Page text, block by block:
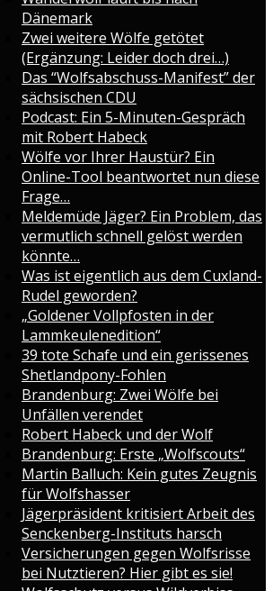
Dänemark
Zwei weitere Wölfe getötet
(Ergänzung: Leider doch drei…)
Das “Wolfsabschuss-Manifest” der
sächsischen CDU
Podcast: Ein 5-Minuten-Gespräch
mit Robert Habeck
Wölfe vor Ihrer Haustür? Ein
Online-Tool beantwortet nun diese
Frage…
Meldemüde Jäger? Ein Problem, das
vermutlich schnell gelöst werden
könnte…
Was ist eigentlich aus dem Cuxland-
Rudel geworden?
„Goldener Vollpfosten in der
Lammkeulenedition“
39 tote Schafe und ein gerissenes
Shetlandpony-Fohlen
Brandenburg: Zwei Wölfe bei
Unfällen verendet
Robert Habeck und der Wolf
Brandenburg: Erste „Wolfscouts“
Martin Balluch: Kein gutes Zeugnis
für Wolfshasser
Jägerpräsident kritisiert Arbeit des
Senckenberg-Instituts harsch
Versicherungen gegen Wolfsrisse
bei Nutztieren? Hier gibt es sie!